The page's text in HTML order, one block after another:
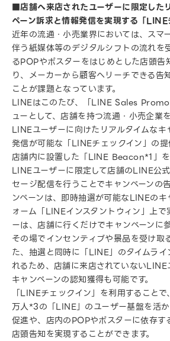
■店舗へ来店されたユーザーに限定した
ペーン訴求と情報発信を実現する「LINE
近年の流通・小売業界においては、スマ
伴う紙媒体等のデジタルシフトの流れを
るPOPやポスターをはじめとした店頭告
り、メーカーから顧客へリーチできる告
ことが課題となっています。
LINEはこのたび、「LINE Sales
ューとして、店舗を持つ流通・小売企業
LINEユーザーに向けたリアルタイムなキ
発信が可能な「LINEチェックイン」の提
店舗内に設置した「LINE Beacon*1」
LINEユーザーに限定して店舗のLINE公
セージ配信を行うことでキャンペーンの
ンペーンは、即時抽選が可能なLINEのキ
ォーム「LINEインスタントウィン」上で
ーは、店舗に行くだけでキャンペーンに
その場でインセンティブや景品を受け取
た、抽選と同時に「LINE」のタイムラ
れるため、店舗に来店されていない
キャンペーンの認知獲得も可能です。
「LINEチェックイン」を利用すること
万人*3の「LINE」のユーザー基盤を活
促進や、店内のPOPやポスターに依存す
店頭告知を実現することができます。